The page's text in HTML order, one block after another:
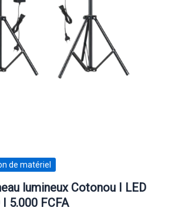
de matériel
lumineux Cotonou I LED
5.000 FCFA